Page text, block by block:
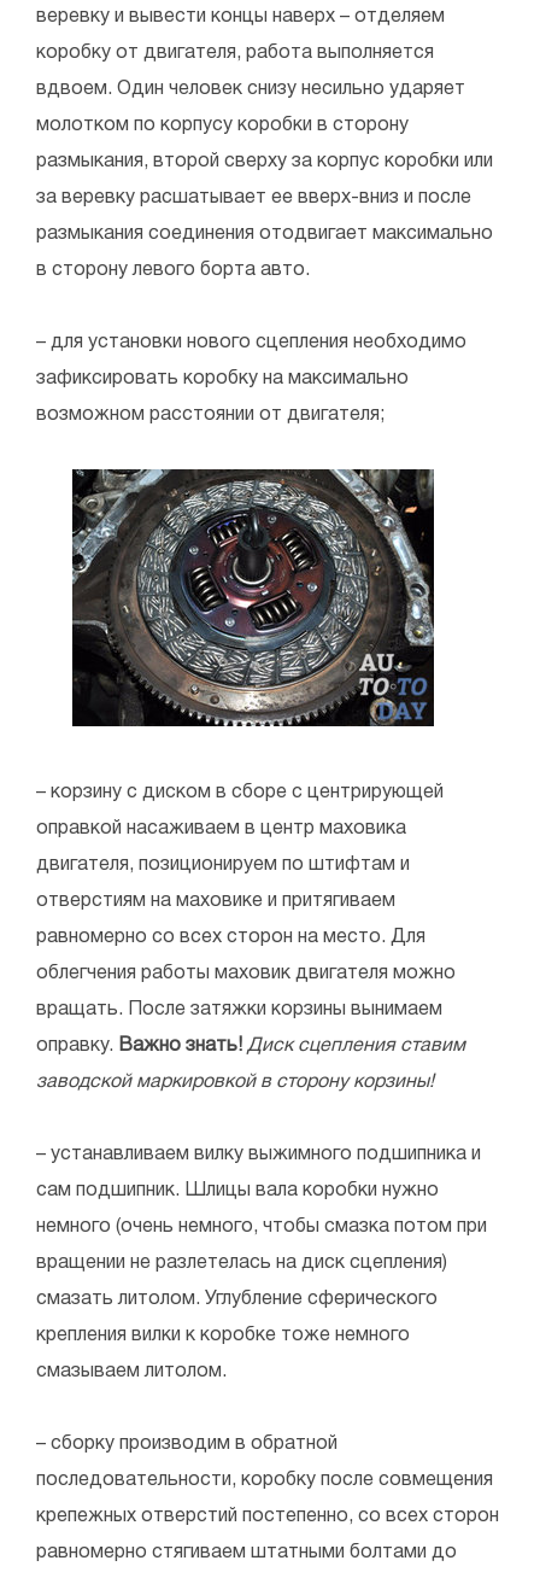
веревку и вывести концы наверх – отделяем
коробку от двигателя, работа выполняется
вдвоем. Один человек снизу несильно ударяет
молотком по корпусу коробки в сторону
размыкания, второй сверху за корпус коробки или
за веревку расшатывает ее вверх-вниз и после
размыкания соединения отодвигает максимально
в сторону левого борта авто.
– для установки нового сцепления необходимо
зафиксировать коробку на максимально
возможном расстоянии от двигателя;
– корзину с диском в сборе с центрирующей
оправкой насаживаем в центр маховика
двигателя, позиционируем по штифтам и
отверстиям на маховике и притягиваем
равномерно со всех сторон на место. Для
облегчения работы маховик двигателя можно
вращать. После затяжки корзины вынимаем
оправку. Важно знать! Диск сцепления ставим
заводской маркировкой в сторону корзины!
– устанавливаем вилку выжимного подшипника и
сам подшипник. Шлицы вала коробки нужно
немного (очень немного, чтобы смазка потом при
вращении не разлетелась на диск сцепления)
смазать литолом. Углубление сферического
крепления вилки к коробке тоже немного
смазываем литолом.
– сборку производим в обратной
последовательности, коробку после совмещения
крепежных отверстий постепенно, со всех сторон
равномерно стягиваем штатными болтами до